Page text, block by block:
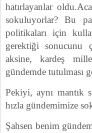
hatırlayanlar
sokuluyorlar? Bu
politikaları için
gerektiği sonucunu
aksine, kardeş
gündemde tutulması
Pekiyi, aynı mantık
hızla gündemimize
Şahsen benim